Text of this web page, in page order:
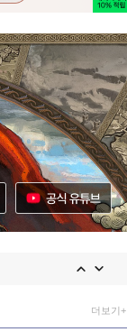
3
더보기+